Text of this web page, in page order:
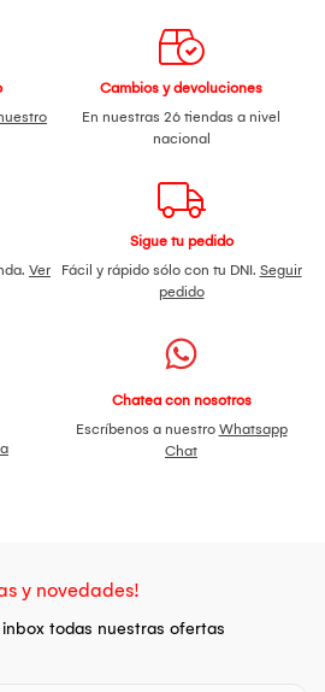
Cambios y devoluciones
En nuestras 26 tiendas a nivel
nacional
Ver
Sigue tu pedido
Fácil y rápido sólo con tu DNI. Seguir
pedido
Chatea con nosotros
Escríbenos a nuestro Whatsapp
Chat
y novedades!
todas nuestras ofertas